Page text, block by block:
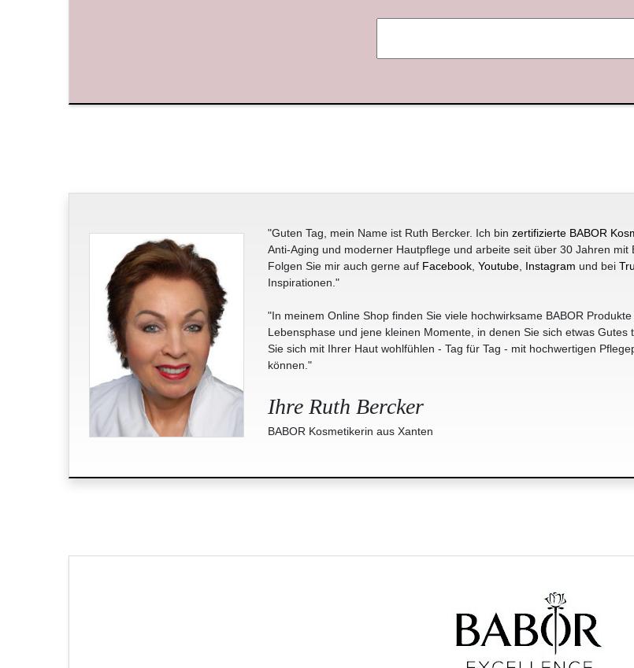
"Guten Tag, mein Name ist Ruth Bercker. Ich bin zertifizierte BABOR
Anti-Aging und moderner Hautpflege und arbeite seit über 30 Jahren mit
Folgen Sie mir auch gerne auf Facebook, Youtube, Instagram und bei
Inspirationen."
"In meinem Online Shop finden Sie viele hochwirksame BABOR
Lebensphase und jene kleinen Momente, in denen Sie sich etwas
Sie sich mit Ihrer Haut wohlfühlen - Tag für Tag - mit hochwertigen
können."
Ihre Ruth Bercker
BABOR Kosmetikerin aus Xanten